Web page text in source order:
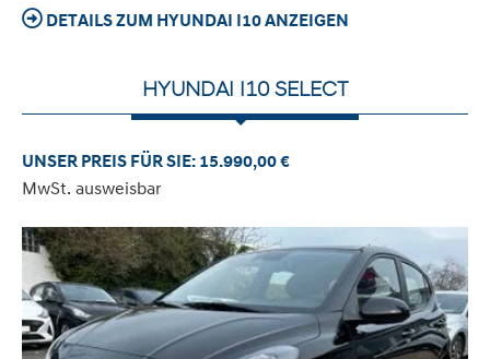
DETAILS ZUM HYUNDAI I10 ANZEIGEN
HYUNDAI I10 SELECT
UNSER PREIS FÜR SIE: 15.990,00 €
MwSt. ausweisbar